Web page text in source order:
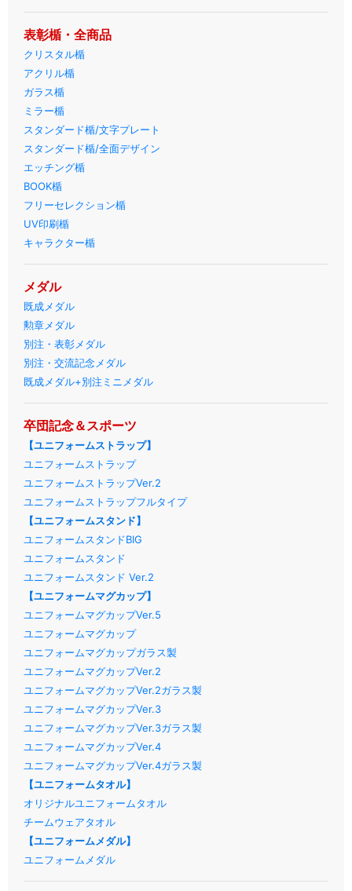
表彰楯・全商品
クリスタル楯
アクリル楯
ガラス楯
ミラー楯
スタンダード楯/文字プレート
スタンダード楯/全面デザイン
エッチング楯
BOOK楯
フリーセレクション楯
UV印刷楯
キャラクター楯
メダル
既成メダル
勲章メダル
別注・表彰メダル
別注・交流記念メダル
既成メダル+別注ミニメダル
卒団記念＆スポーツ
【ユニフォームストラップ】
ユニフォームストラップ
ユニフォームストラップVer.2
ユニフォームストラップフルタイプ
【ユニフォームスタンド】
ユニフォームスタンドBIG
ユニフォームスタンド
ユニフォームスタンド Ver.2
【ユニフォームマグカップ】
ユニフォームマグカップVer.5
ユニフォームマグカップ
ユニフォームマグカップガラス製
ユニフォームマグカップVer.2
ユニフォームマグカップVer.2ガラス製
ユニフォームマグカップVer.3
ユニフォームマグカップVer.3ガラス製
ユニフォームマグカップVer.4
ユニフォームマグカップVer.4ガラス製
【ユニフォームタオル】
オリジナルユニフォームタオル
チームウェアタオル
【ユニフォームメダル】
ユニフォームメダル